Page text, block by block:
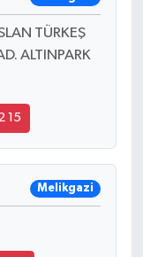
TÜRKEŞ
ALTINPARK
15
Melikgazi